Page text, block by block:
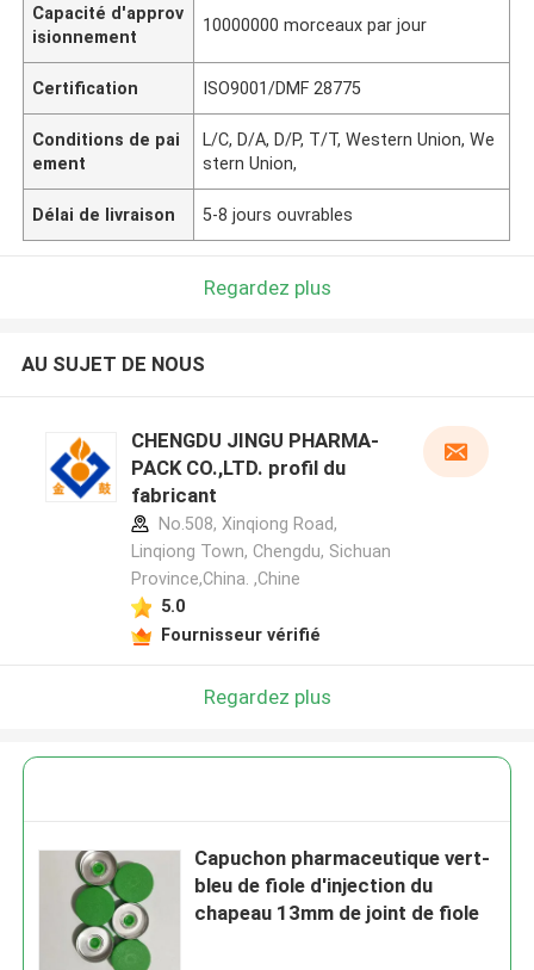
Capacité d'approv
isionnement
10000000 morceaux par jour
Certification ISO9001/DMF 28775
Conditions de pai
ement
L/C, D/A, D/P, T/T, Western Union, We
stern Union,
Délai de livraison 5-8 jours ouvrables
Regardez plus
AU SUJET DE NOUS
CHENGDU JINGU PHARMA-
PACK CO.,LTD. profil du
fabricant
No.508, Xinqiong Road,
Linqiong Town, Chengdu, Sichuan
Province,China. ,Chine
5.0
Fournisseur vérifié
Regardez plus
Capuchon pharmaceutique vert-
bleu de fiole d'injection du
chapeau 13mm de joint de fiole